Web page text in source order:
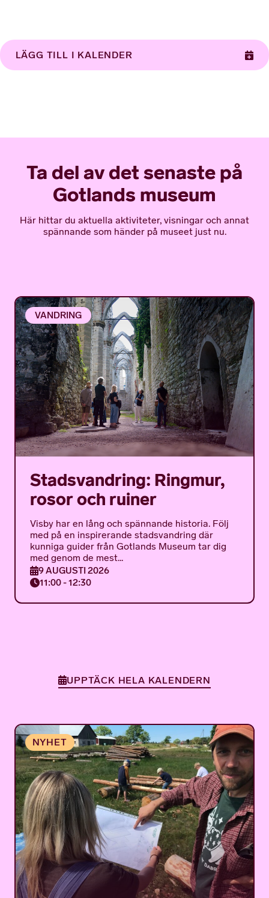
LÄGG TILL I KALENDER
Ta del av det senaste på
Gotlands museum
Här hittar du aktuella aktiviteter, visningar och annat
spännande som händer på museet just nu.
VANDRING
Stadsvandring: Ringmur,
rosor och ruiner
Visby har en lång och spännande historia. Följ
med på en inspirerande stadsvandring där
kunniga guider från Gotlands Museum tar dig
med genom de mest...
9 AUGUSTI 2026
11:00 - 12:30
UPPTÄCK HELA KALENDERN